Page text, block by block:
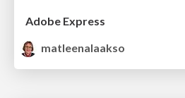
Adobe Express
matleenalaakso